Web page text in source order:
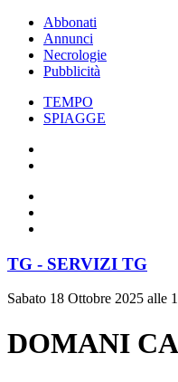
Abbonati
Annunci
Necrologie
Pubblicità
TEMPO
SPIAGGE
TG - SERVIZI TG
Sabato 18 Ottobre 2025 alle
DOMANI